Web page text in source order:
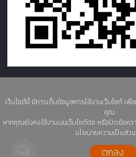
Copyright © 2022 |
Privacy Policy|
เว็บไซต์นี้ มีการเก็บข้อมูลการใช้งานเว็บไซต์
คุณ
หากคุณยังคงใช้งานบนเว็บไซต์ต่อ หรือปิดข้อค
นโยบายความเป็นส่ว
ตกลง